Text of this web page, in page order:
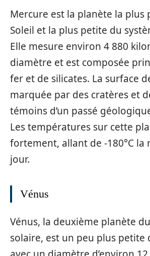
Mercure est la planète la plus
Soleil et la plus petite du
Elle mesure environ 4 880
diamètre et est composée
fer et de silicates. La surface
marquée par des cratères et
témoins d’un passé
Les températures sur cette
fortement, allant de -180°C la
jour.
Vénus
Vénus, la deuxième planète
solaire, est un peu plus petite